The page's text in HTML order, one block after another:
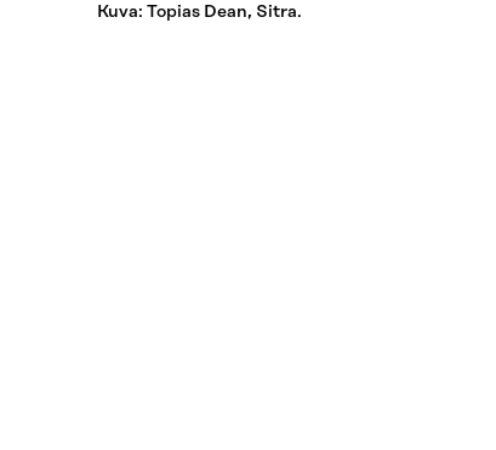
Kuva: Topias Dean, Sitra.